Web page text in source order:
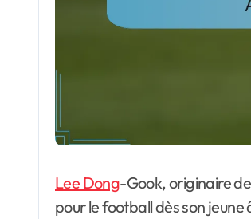
Lee Dong-Gook, originaire
pour le football dès son